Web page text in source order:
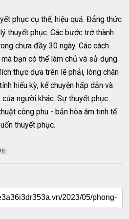
phục cụ thể, hiệu quả. Đẳng thức
thuyết phục. Các bước trở thành
chưa đầy 30 ngày. Các cách
bạn có thể làm chủ và sử dụng
thực dựa trên lẽ phải, lòng chân
hiếu kỳ, kể chuyện hấp dẫn và
người khác. Sự thuyết phục
công phu - bản hòa âm tinh tế
thuyết phục.